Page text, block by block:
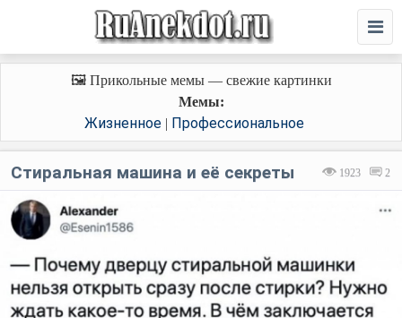
🖼️ Прикольные мемы — свежие картинки
Мемы:
Жизненное | Профессиональное
1923 2
Стиральная машина и её секреты